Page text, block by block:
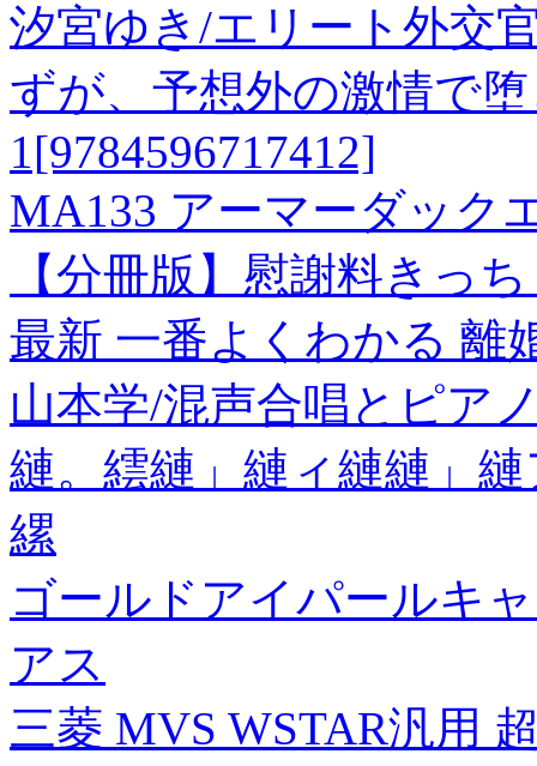
汐宮ゆき/エリート外交
ずが、予想外の激情で
1[9784596717412]
MA133 アーマーダック
【分冊版】慰謝料きっ
最新 一番よくわかる 離
山本学/混声合唱とピア
縺。繧縺」縺ィ縺縺」
縲
ゴールドアイパールキ
アス
三菱 MVS WSTAR汎用